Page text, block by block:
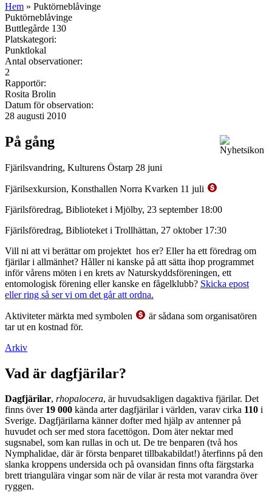
Hem » Puktörneblåvinge
Puktörneblåvinge
Buttlegårde 130
Platskategori:
Punktlokal
Antal observationer:
2
Rapportör:
Rosita Brolin
Datum för observation:
28 augusti 2010
På gång
Fjärilsvandring, Kulturens Östarp 28 juni
Fjärilsexkursion, Konsthallen Norra Kvarken 11 juli
Fjärilsföredrag, Biblioteket i Mjölby, 23 september 18:00
Fjärilsföredrag, Biblioteket i Trollhättan, 27 oktober 17:30
Vill ni att vi berättar om projektet hos er? Eller ha ett föredrag om
fjärilar i allmänhet? Håller ni kanske på att sätta ihop programmet
inför vårens möten i en krets av Naturskyddsföreningen, ett
entomologisk förening eller kanske en fågelklubb? Skicka epost
eller ring så ser vi om det går att ordna.
Aktiviteter märkta med symbolen
är sådana som organisatören
tar ut en kostnad för.
Arkiv
Vad är dagfjärilar?
Dagfjärilar, rhopalocera, är huvudsakligen dagaktiva fjärilar. Det
finns över 19 000 kända arter dagfjärilar i världen, varav cirka 110 i
Sverige. Dagfjärilarna känner dofter med hjälp av antenner på
huvudet och ser med stora facettögon. Dom äter nektar med
sugsnabel, som kan rullas in och ut. De tre benparen (två hos
Nymphalidae, där är första benparet tillbakabildat!) återfinns på den
slanka kroppens undersida och på ovansidan finns ofta färgstarka
brett triangulära vingar som när de vilar är resta mot varandra över
ryggen.